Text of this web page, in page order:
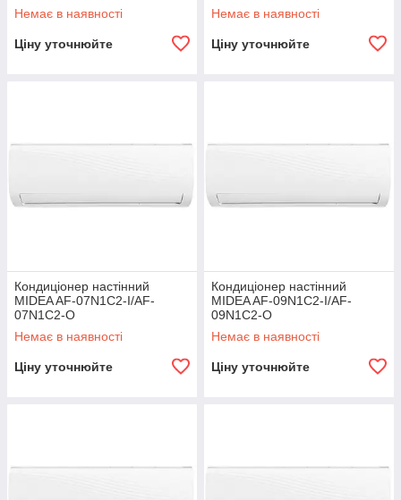
Немає в наявності
Ціну уточнюйте
Немає в наявності
Ціну уточнюйте
Кондиціонер настінний
MIDEA AF-07N1C2-I/AF-
07N1C2-O
Немає в наявності
Ціну уточнюйте
Кондиціонер настінний
MIDEA AF-09N1C2-I/AF-
09N1C2-O
Немає в наявності
Ціну уточнюйте